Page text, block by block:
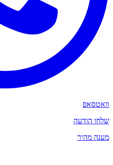
וואטסאפ
שלחו הודעה
מענה מהיר